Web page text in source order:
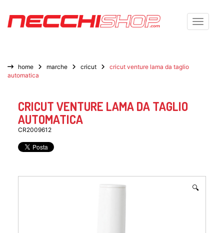
Toggle
home marche cricut
cricut venture lama da taglio
automatica
CRICUT VENTURE LAMA DA TAGLIO
AUTOMATICA
CR2009612
🔍